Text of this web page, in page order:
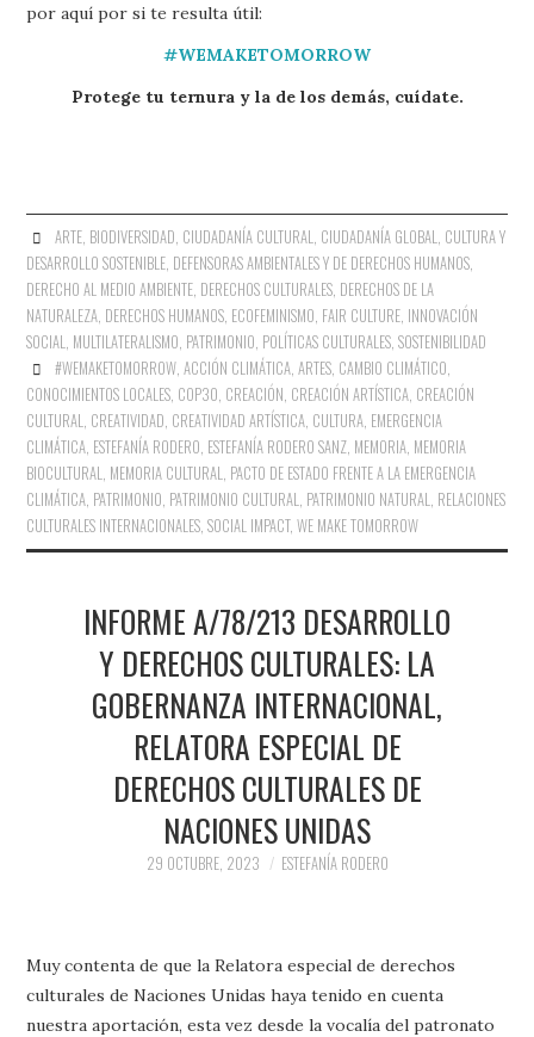
por aquí por si te resulta útil:
#WEMAKETOMORROW
Protege tu ternura y la de los demás, cuídate.
ARTE, BIODIVERSIDAD CIUDADANÍA CULTURAL CIUDADANÍA GLOBAL CULTURA Y
DESARROLLO SOSTENIBLE DEFENSORAS AMBIENTALES Y DE DERECHOS HUMANOS
DERECHO AL MEDIO AMBIENTE DERECHOS CULTURALES DERECHOS DE LA
NATURALEZA DERECHOS HUMANOS ECOFEMINISMO FAIR CULTURE INNOVACIÓN
SOCIAL MULTILATERALISMO PATRIMONIO POLÍTICAS CULTURALES ,SOSTENIBILIDAD
#WEMAKETOMORROW, ACCIÓN CLIMÁTICA, ARTES, CAMBIO CLIMÁTICO
CONOCIMIENTOS LOCALES COP30 CREACIÓN CREACIÓN ARTÍSTICA CREACIÓN
CULTURAL CREATIVIDAD CREATIVIDAD ARTÍSTICA CULTURA EMERGENCIA
CLIMÁTICA ESTEFANÍA RODERO ESTEFANÍA RODERO SANZ MEMORIA MEMORIA
BIOCULTURAL MEMORIA CULTURAL PACTO DE ESTADO FRENTE A LA EMERGENCIA
CLIMÁTICA PATRIMONIO PATRIMONIO CULTURAL PATRIMONIO NATURAL RELACIONES
CULTURALES INTERNACIONALES ,SOCIAL IMPACT,WE MAKE TOMORROW
INFORME A/78/213 DESARROLLO
Y DERECHOS CULTURALES: LA
GOBERNANZA INTERNACIONAL,
RELATORA ESPECIAL DE
DERECHOS CULTURALES DE
NACIONES UNIDAS
29 OCTUBRE, 2023 ESTEFANÍA RODERO
Muy contenta de que la Relatora especial de derechos
culturales de Naciones Unidas haya tenido en cuenta
nuestra aportación, esta vez desde la vocalía del patronato